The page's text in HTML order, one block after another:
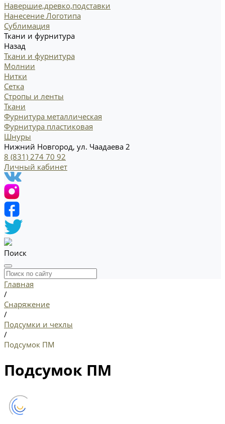
Навершие,древко,подставки
Нанесение Логотипа
Сублимация
Ткани и фурнитура
Назад
Ткани и фурнитура
Молнии
Нитки
Сетка
Стропы и ленты
Ткани
Фурнитура металлическая
Фурнитура пластиковая
Шнуры
Нижний Новгород, ул. Чаадаева 2
8 (831) 274 70 92
Личный кабинет
Поиск
Главная
/
Снаряжение
/
Подсумки и чехлы
/
Подсумок ПМ
Подсумок ПМ